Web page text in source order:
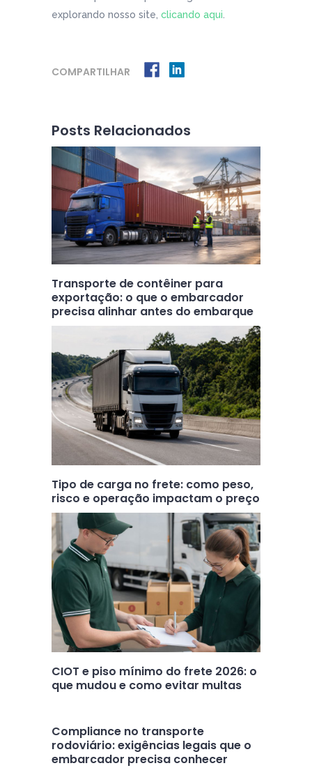
explorando nosso site, clicando aqui
COMPARTILHAR
Posts Relacionados
Transporte de contêiner para
exportação: o que o embarcador
precisa alinhar antes do embarque
Tipo de carga no frete: como peso,
risco e operação impactam o preço
CIOT e piso mínimo do frete 2026: o
que mudou e como evitar multas
Compliance no transporte
rodoviário: exigências legais que o
embarcador precisa conhecer